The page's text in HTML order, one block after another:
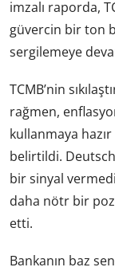
imzalı raporda,
güvercin bir ton
sergilemeye
TCMB’nin
rağmen,
kullanmaya
belirtildi.
bir sinyal
daha nötr bir
etti.
Bankanın baz